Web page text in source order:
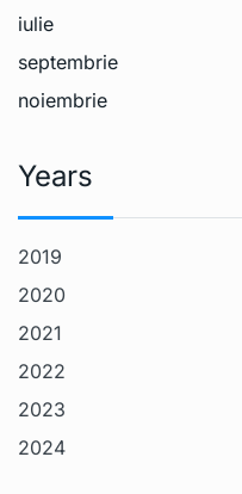
iulie
septembrie
noiembrie
Years
2019
2020
2021
2022
2023
2024